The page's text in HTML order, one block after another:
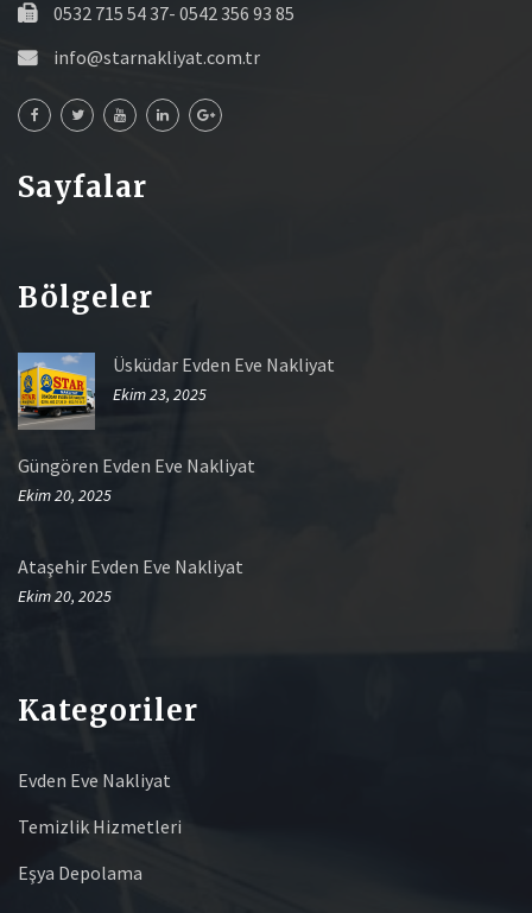
0532 715 54 37- 0542 356 93 85
info@starnakliyat.com.tr
Sayfalar
Bölgeler
Üsküdar Evden Eve Nakliyat
Ekim 23, 2025
Güngören Evden Eve Nakliyat
Ekim 20, 2025
Ataşehir Evden Eve Nakliyat
Ekim 20, 2025
Kategoriler
Evden Eve Nakliyat
Temizlik Hizmetleri
Eşya Depolama